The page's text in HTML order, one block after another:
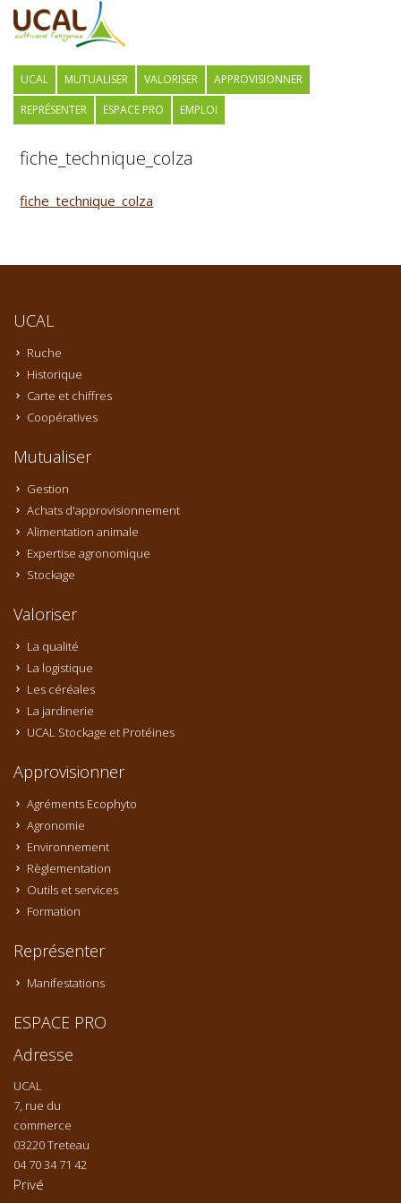
UCAL MUTUALISER VALORISER
APPROVISIONNER
REPRÉSENTER
ESPACE PRO EMPLOI
fiche_technique_colza
fiche_technique_colza
UCAL
Ruche
Historique
Carte et chiffres
Coopératives
Mutualiser
Gestion
Achats d'approvisionnement
Alimentation animale
Expertise agronomique
Stockage
Valoriser
La qualité
La logistique
Les céréales
La jardinerie
UCAL Stockage et Protéines
Approvisionner
Agréments Ecophyto
Agronomie
Environnement
Règlementation
Outils et services
Formation
Représenter
Manifestations
ESPACE PRO
Adresse
UCAL
7, rue du
commerce
03220 Treteau
04 70 34 71 42
Privé